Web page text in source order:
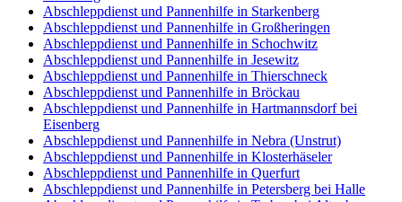
Abschleppdienst und Pannenhilfe in Starkenberg
Abschleppdienst und Pannenhilfe in Großheringen
Abschleppdienst und Pannenhilfe in Schochwitz
Abschleppdienst und Pannenhilfe in Jesewitz
Abschleppdienst und Pannenhilfe in Thierschneck
Abschleppdienst und Pannenhilfe in Bröckau
Abschleppdienst und Pannenhilfe in Hartmannsdorf bei
Eisenberg
Abschleppdienst und Pannenhilfe in Nebra (Unstrut)
Abschleppdienst und Pannenhilfe in Klosterhäseler
Abschleppdienst und Pannenhilfe in Querfurt
Abschleppdienst und Pannenhilfe in Petersberg bei Halle